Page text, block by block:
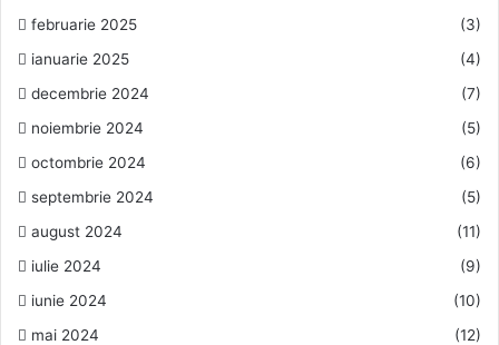
februarie 2025
(3)
ianuarie 2025
(4)
decembrie 2024
(7)
noiembrie 2024
(5)
octombrie 2024
(6)
septembrie 2024
(5)
august 2024
(11)
iulie 2024
(9)
iunie 2024
(10)
mai 2024
(12)